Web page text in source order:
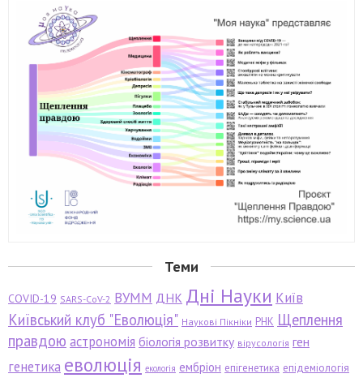
Теми
COVID-19 SARS-CoV-2 ВУММ ДНК Дні Науки Київ
Київський клуб "Еволюція" Наукові Пікніки РНК Щеплення
правдою астрономія біологія розвитку вірусологія ген
генетика еволюція екологія ембріон епігенетика епідеміологія